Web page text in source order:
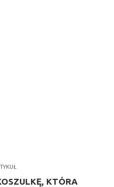
KTÓRA